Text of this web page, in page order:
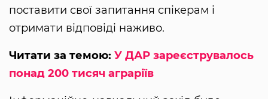
поставити свої запитання спікерам і
отримати відповіді наживо.
Читати за темою: У ДАР зареєструвалось
понад 200 тисяч аграріїв